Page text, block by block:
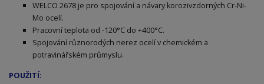
WELCO 2678 je pro spojování a návary korozivzdorných Cr-Ni-
Mo ocelí.
Pracovní teplota od -120°C do +400°C.
Spojování různorodých nerez ocelí v chemickém a
potravinářském průmyslu.
POUŽITÍ: